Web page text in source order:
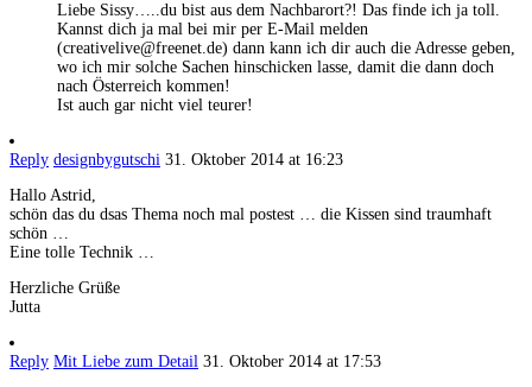
Liebe Sissy…..du bist aus dem Nachbarort?! Das finde ich ja toll.
Kannst dich ja mal bei mir per E-Mail melden
(creativelive@freenet.de) dann kann ich dir auch die Adresse geben,
wo ich mir solche Sachen hinschicken lasse, damit die dann doch
nach Österreich kommen!
Ist auch gar nicht viel teurer!
Reply designbygutschi 31. Oktober 2014 at 16:23
Hallo Astrid,
schön das du dsas Thema noch mal postest … die Kissen sind traumhaft
schön …
Eine tolle Technik …
Herzliche Grüße
Jutta
Reply Mit Liebe zum Detail 31. Oktober 2014 at 17:53